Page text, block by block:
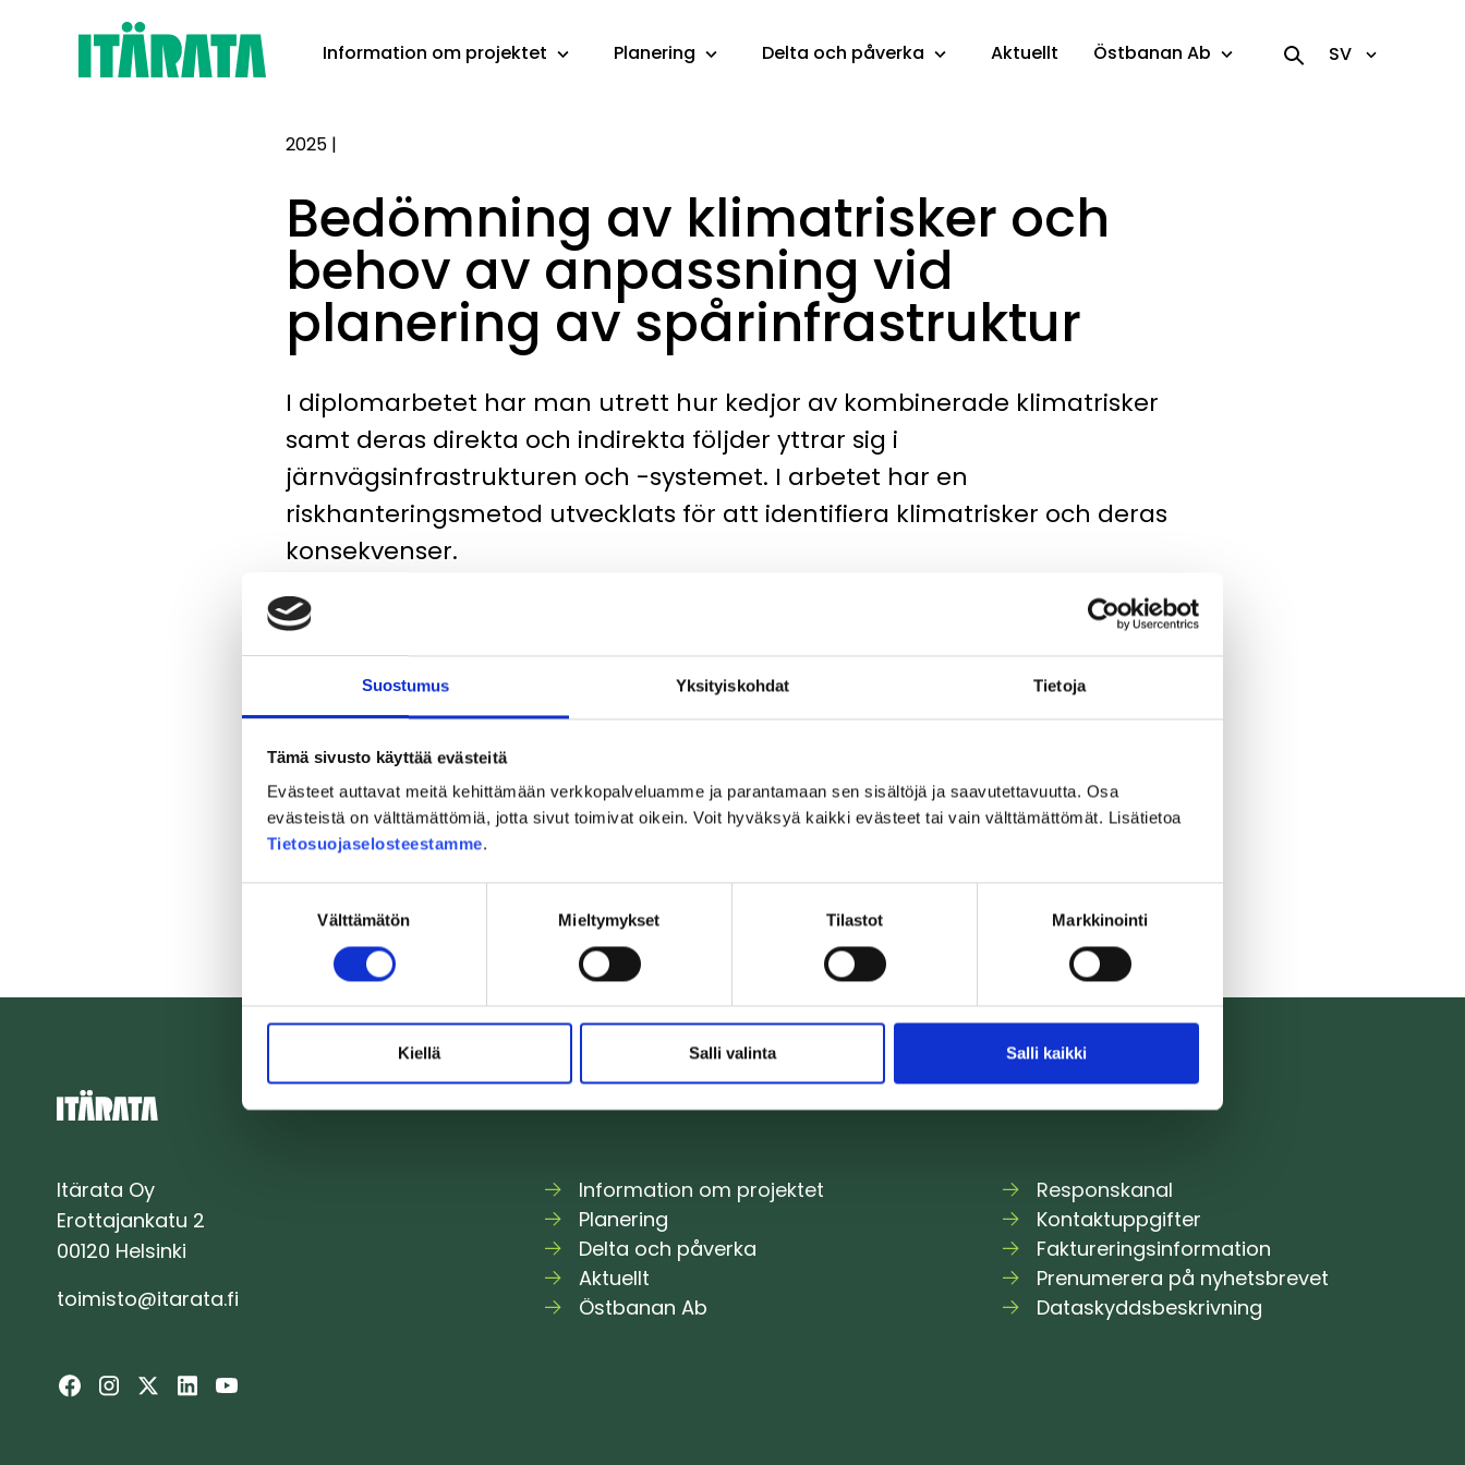
Suostumus Yksityiskohdat Tietoja
Tämä sivusto käyttää evästeitä
Evästeet auttavat meitä kehittämään verkkopalveluamme ja parantamaan sen sisältöjä ja saavutettavuutta. Osa
evästeistä on välttämättömiä, jotta sivut toimivat oikein. Voit hyväksyä kaikki evästeet tai vain välttämättömät. Lisätietoa
Tietosuojaselosteestamme.
Välttämätön Mieltymykset Tilastot Markkinointi
Kiellä Salli valinta Salli kaikki
Information om projektet Planering Delta och påverka Aktuellt Östbanan Ab SV
2025 |
Bedömning av klimatrisker och
behov av anpassning vid
planering av spårinfrastruktur
I diplomarbetet har man utrett hur kedjor av kombinerade klimatrisker
samt deras direkta och indirekta följder yttrar sig i
järnvägsinfrastrukturen och -systemet. I arbetet har en
riskhanteringsmetod utvecklats för att identifiera klimatrisker och deras
konsekvenser.
Diplomarbetet har utförts för Östbanan Ab av Saara Pörsti som en del av magisterprogrammet i miljö-
Itärata Oy
Erottajankatu 2
00120 Helsinki
toimisto@itarata.fi
Information om projektet
Planering
Delta och påverka
Aktuellt
Östbanan Ab
Responskanal
Kontaktuppgifter
Faktureringsinformation
Prenumerera på nyhetsbrevet
Dataskyddsbeskrivning